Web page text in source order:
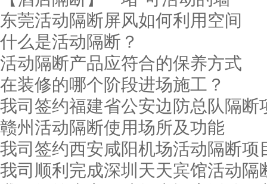
东莞活动隔断屏风如何利用空间
什么是活动隔断？
活动隔断产品应符合的保养方式
在装修的哪个阶段进场施工？
我司签约福建省公安边防总队隔断
赣州活动隔断使用场所及功能
我司签约西安咸阳机场活动隔断项
我司顺利完成深圳天天宾馆活动隔